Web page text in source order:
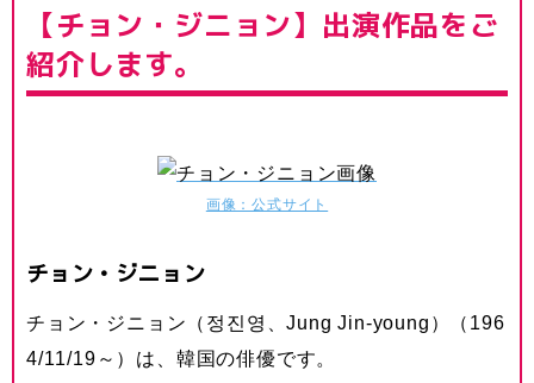
【チョン・ジニョン】出演作品をご
紹介します。
画像：公式サイト
チョン・ジニョン
チョン・ジニョン（정진영、Jung Jin-young）（196
4/11/19～）は、韓国の俳優です。